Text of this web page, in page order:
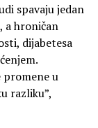
spavaju jedan
a hroničan
dijabetesa
promene u
razliku”,